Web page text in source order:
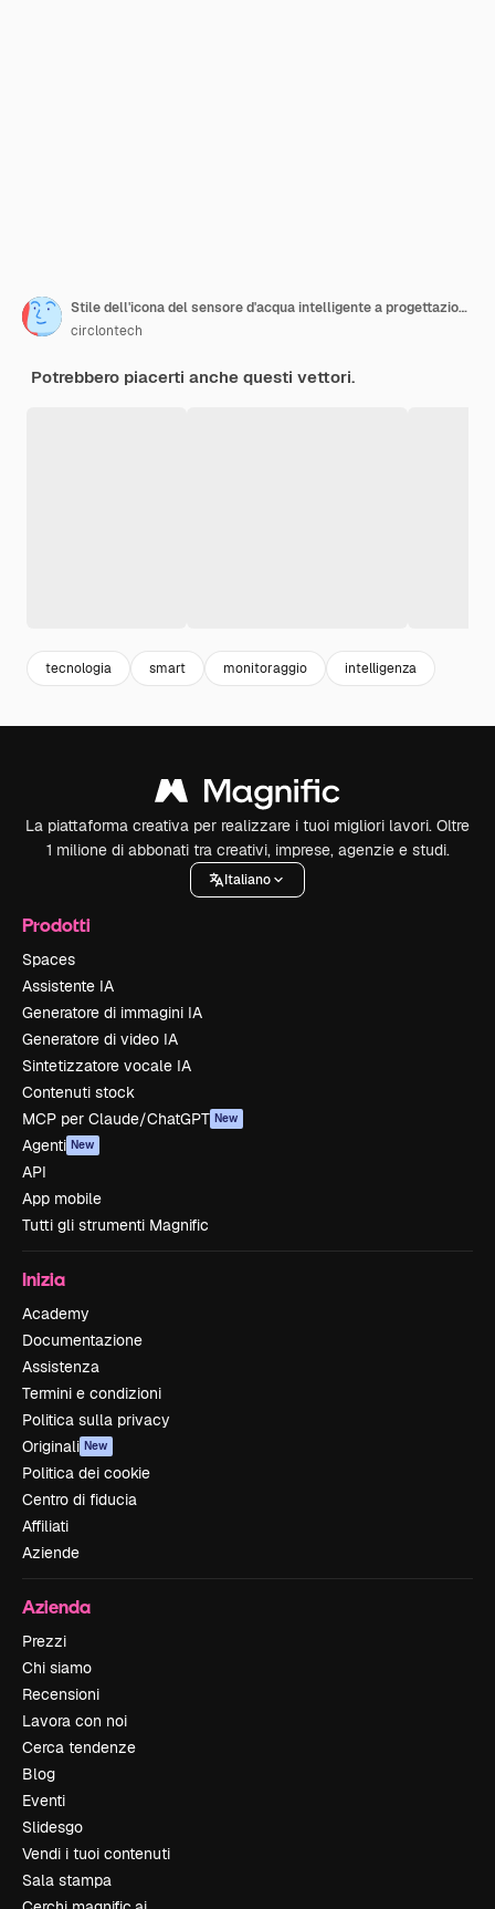
Stile dell'icona del sensore d'acqua intelligente a progettazione vettoriale
circlontech
Potrebbero piacerti anche questi vettori.
tecnologia smart monitoraggio intelligenza
La piattaforma creativa per realizzare i tuoi migliori lavori. Oltre
1 milione di abbonati tra creativi, imprese, agenzie e studi.
Italiano
Prodotti
Spaces
Assistente IA
Generatore di immagini IA
Generatore di video IA
Sintetizzatore vocale IA
Contenuti stock
MCP per Claude/ChatGPT New
Agenti New
API
App mobile
Tutti gli strumenti Magnific
Inizia
Academy
Documentazione
Assistenza
Termini e condizioni
Politica sulla privacy
Originali New
Politica dei cookie
Centro di fiducia
Affiliati
Aziende
Azienda
Prezzi
Chi siamo
Recensioni
Lavora con noi
Cerca tendenze
Blog
Eventi
Slidesgo
Vendi i tuoi contenuti
Sala stampa